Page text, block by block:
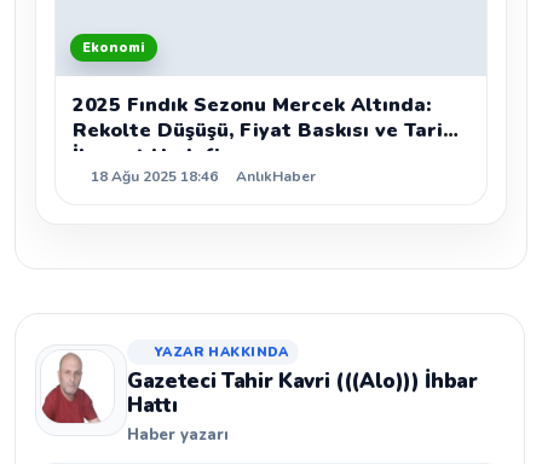
Ekonomi
2025 Fındık Sezonu Mercek Altında:
Rekolte Düşüşü, Fiyat Baskısı ve Tarihi
İhracat Hedefi
18 Ağu 2025 18:46 AnlıkHaber
YAZAR HAKKINDA
Gazeteci Tahir Kavri (((Alo))) İhbar
Hattı
Haber yazarı